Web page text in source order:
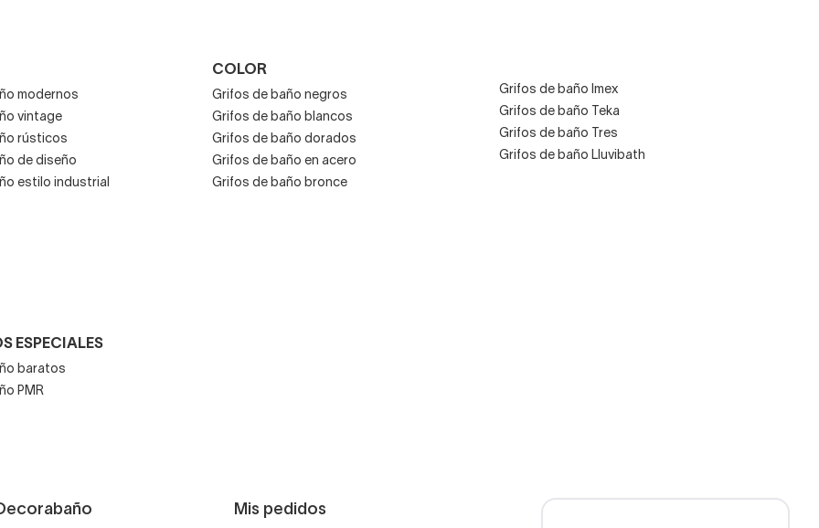
modernos
vintage
rústicos
de diseño
estilo industrial
COLOR
Grifos de baño negros
Grifos de baño blancos
Grifos de baño dorados
Grifos de baño en acero
Grifos de baño bronce
Grifos de baño Imex
Grifos de baño Teka
Grifos de baño Tres
Grifos de baño Lluvibath
ESPECIALES
baratos
PMR
Mis pedidos